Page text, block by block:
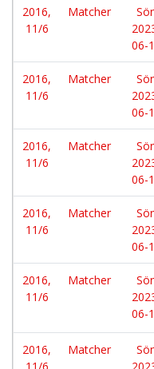
2016,
11/6
Matcher
06-
2016,
11/6
Matcher
06-
2016,
11/6
Matcher
06-
2016,
11/6
Matcher
06-
2016,
11/6
Matcher
06-
2016,
Matcher